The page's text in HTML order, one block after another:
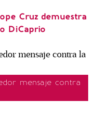
Cruz demuestra
DiCaprio
mensaje contra